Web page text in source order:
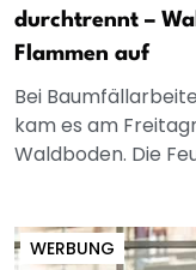
durchtrennt –
Flammen auf
Bei
kam es am
Waldboden. Die
WERBUNG